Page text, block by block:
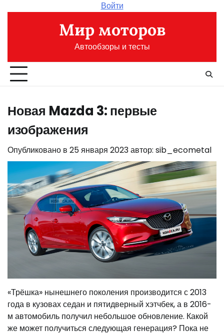
Войти
Мир моторов
Автообзоры и тесты
Новая Mazda 3: первые
изображения
Опубликовано в 25 января 2023автор: sib_ecometal
«Трёшка» нынешнего поколения производится с 2013
года в кузовах седан и пятидверный хэтчбек, а в 2016-
м автомобиль получил небольшое обновление. Какой
же может получиться следующая генерация? Пока не